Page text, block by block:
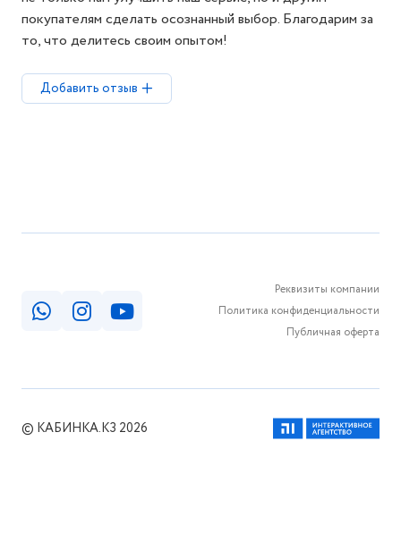
покупателям сделать осознанный выбор. Благодарим за
то, что делитесь своим опытом!
Добавить отзыв
Реквизиты компании
Политика конфиденциальности
Публичная оферта
© КАБИНКА.КЗ 2026